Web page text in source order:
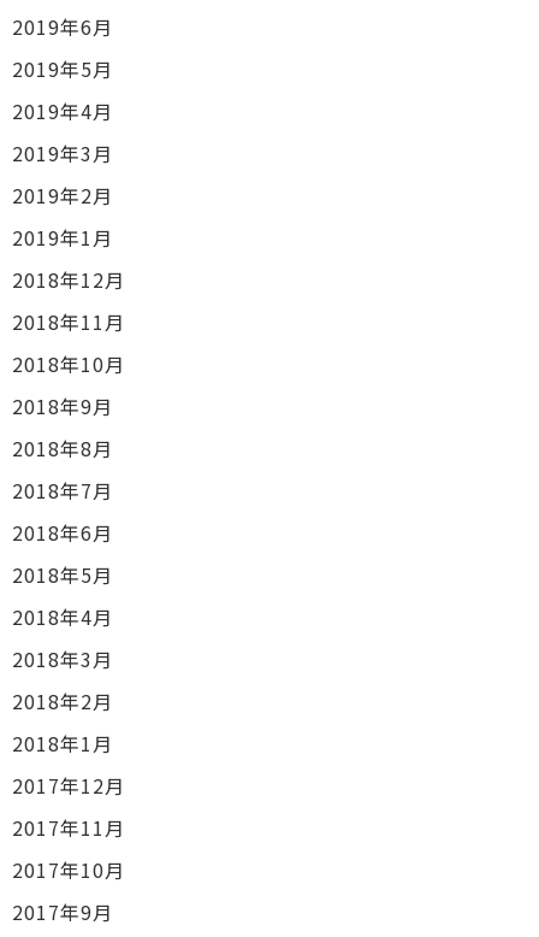
2019年6月
2019年5月
2019年4月
2019年3月
2019年2月
2019年1月
2018年12月
2018年11月
2018年10月
2018年9月
2018年8月
2018年7月
2018年6月
2018年5月
2018年4月
2018年3月
2018年2月
2018年1月
2017年12月
2017年11月
2017年10月
2017年9月